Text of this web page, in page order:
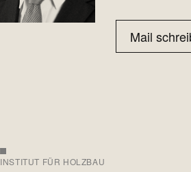
Mail
INSTITUT FÜR HOLZBAU